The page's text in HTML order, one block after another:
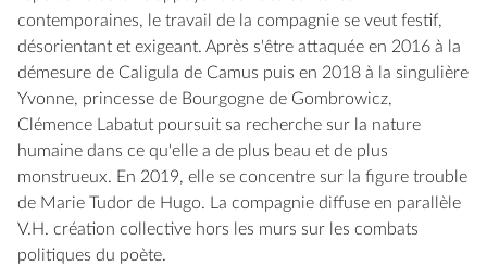
contemporaines, le travail de la compagnie se veut festif,
désorientant et exigeant. Après s'être attaquée en 2016 à la
démesure de Caligula de Camus puis en 2018 à la singulière
Yvonne, princesse de Bourgogne de Gombrowicz,
Clémence Labatut poursuit sa recherche sur la nature
humaine dans ce qu'elle a de plus beau et de plus
monstrueux. En 2019, elle se concentre sur la figure trouble
de Marie Tudor de Hugo. La compagnie diffuse en parallèle
V.H. création collective hors les murs sur les combats
politiques du poète.